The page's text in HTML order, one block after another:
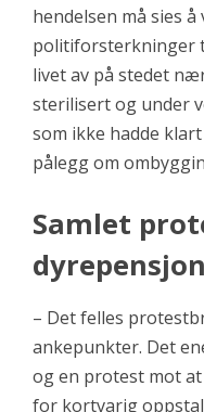
hendelsen må sies
politiforsterkninger
livet av på stedet
sterilisert og under
som ikke hadde
pålegg om
Samlet
– Det felles
ankepunkter. Det
og en protest mot
for kortvarig